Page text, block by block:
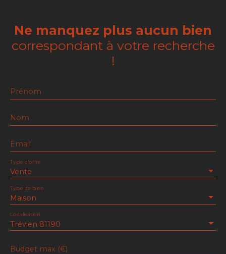
Ne manquez plus aucun bien
correspondant à votre recherche
!
Prénom
Nom
Email
Vente
Type d'offre
Maison
Type de bien
Trévien 81190
Localisation
Budget max (€)